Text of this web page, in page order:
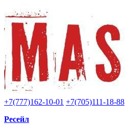
+7(777)162-10-01 +7(705)111-18-88
Ресейл